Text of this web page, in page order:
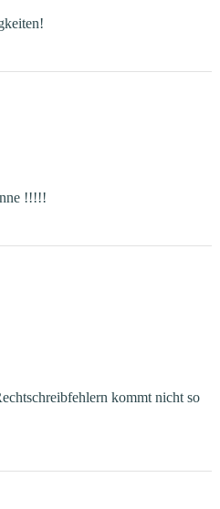
!!!!!
kommt nicht so